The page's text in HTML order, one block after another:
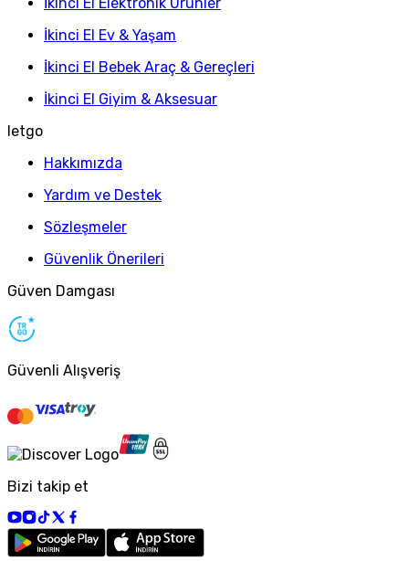
İkinci El Ev & Yaşam
İkinci El Bebek Araç & Gereçleri
İkinci El Giyim & Aksesuar
letgo
Hakkımızda
Yardım ve Destek
Sözleşmeler
Güvenlik Önerileri
Güven Damgası
Güvenli Alışveriş
Bizi takip et